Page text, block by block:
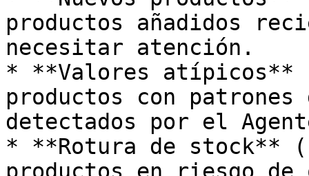
productos añadidos
necesitar atención.
* **Valores atípicos**
productos con patrones
detectados por el
* **Rotura de stock**